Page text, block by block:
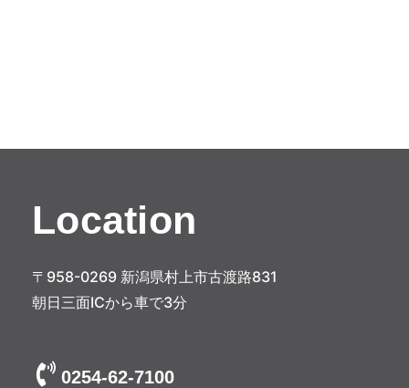
Location
〒958-0269 新潟県村上市古渡路831
朝日三面ICから車で3分
0254-62-7100